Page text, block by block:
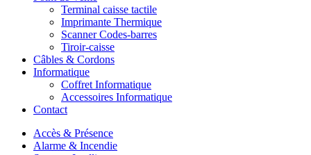
Terminal caisse tactile
Imprimante Thermique
Scanner Codes-barres
Tiroir-caisse
Câbles & Cordons
Informatique
Coffret Informatique
Accessoires Informatique
Contact
Accès & Présence
Alarme & Incendie